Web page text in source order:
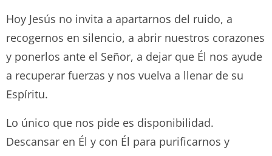
Hoy Jesús no invita a apartarnos del ruido, a
recogernos en silencio, a abrir nuestros corazones
y ponerlos ante el Señor, a dejar que Él nos ayude
a recuperar fuerzas y nos vuelva a llenar de su
Espíritu.
Lo único que nos pide es disponibilidad.
Descansar en Él y con Él para purificarnos y